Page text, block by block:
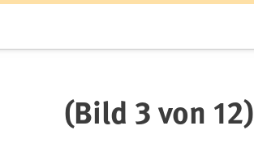
3 von 12)